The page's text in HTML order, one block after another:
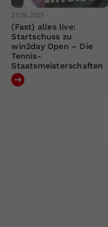
25.06.2025
(Fast) alles live:
Startschuss zu
win2day Open – Die
Tennis-
Staatsmeisterschaften